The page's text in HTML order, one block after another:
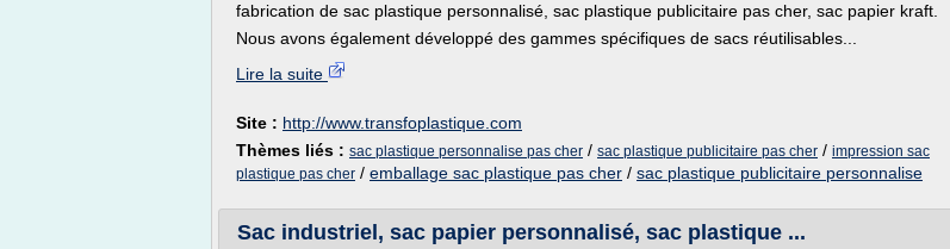
fabrication de sac plastique personnalisé, sac plastique publicitaire pas cher, sac papier kraft.
Nous avons également développé des gammes spécifiques de sacs réutilisables...
Lire la suite
Site : http://www.transfoplastique.com
Thèmes liés : sac plastique personnalise pas cher / sac plastique publicitaire pas cher / impression sac
plastique pas cher / emballage sac plastique pas cher / sac plastique publicitaire personnalise
Sac industriel, sac papier personnalisé, sac plastique ...